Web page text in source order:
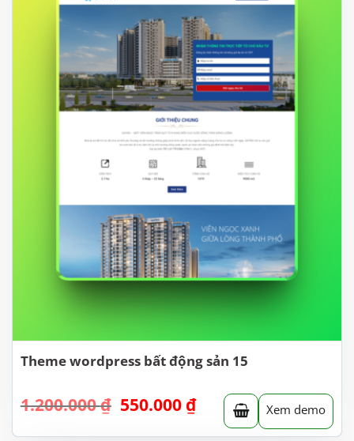
Theme wordpress bất động sản 15
1.200.000₫ Giá
là:
550.000 ₫Giá
hiện
tại
Xem demo